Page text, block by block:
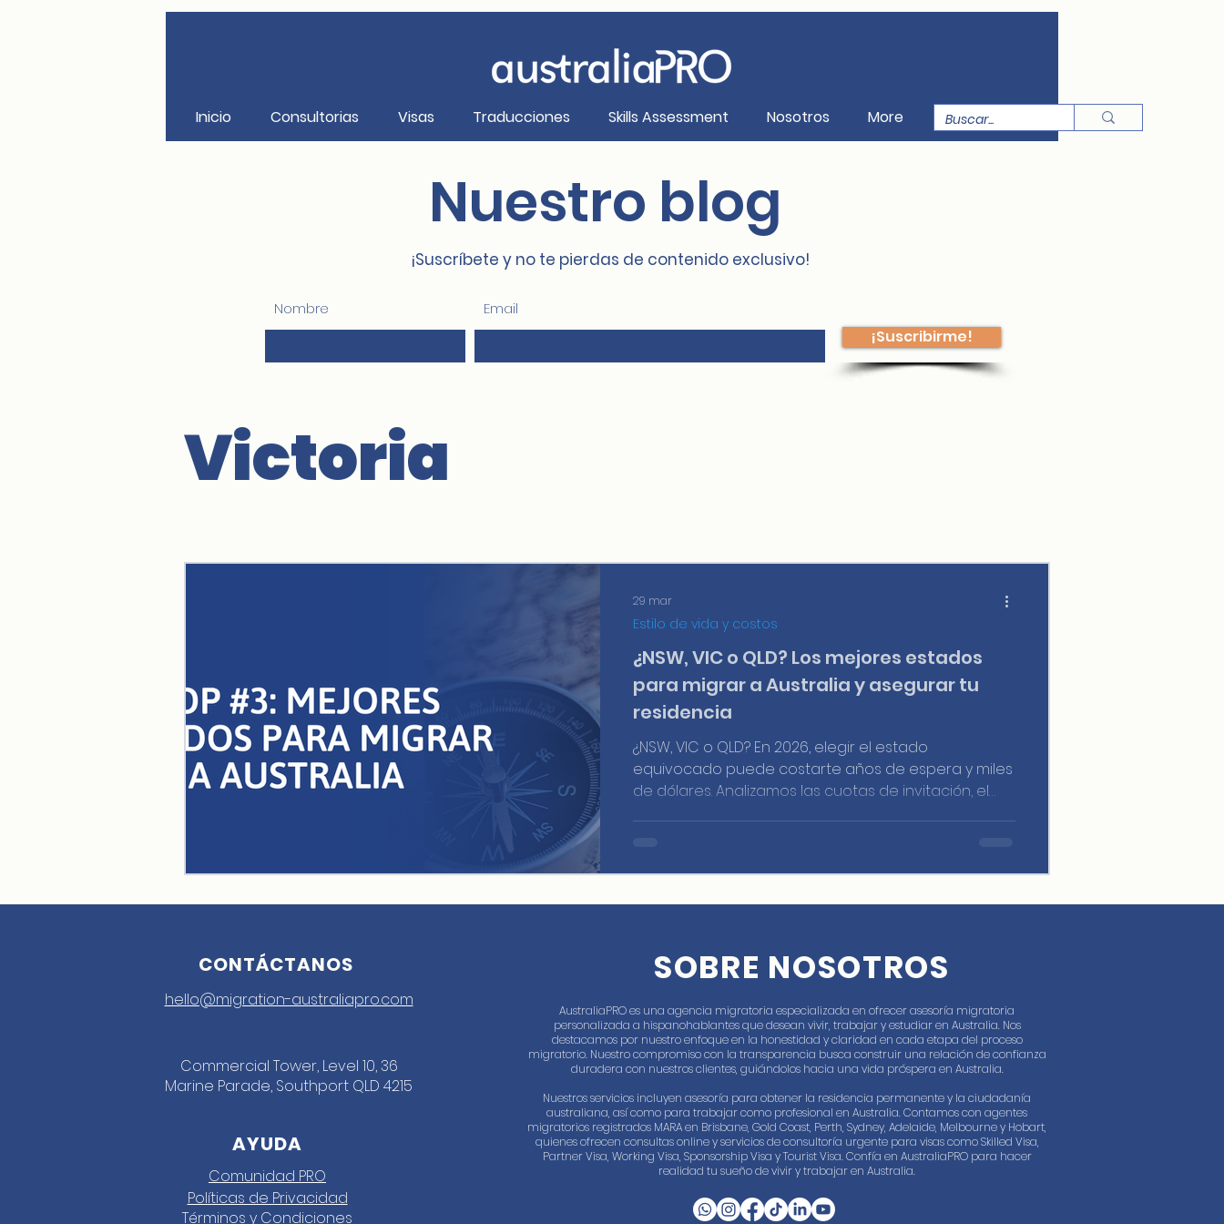
Inicio Consultorias Visas Traducciones Skills Assessment Nosotros More
Nuestro blog
¡Suscríbete y no te pierdas de contenido exclusivo!
Nombre Email
¡Suscribirme!
Victoria
¿NSW, VIC o QLD? Los mejores estados
para migrar a Australia y asegurar tu
residencia
¿NSW, VIC o QLD? En 2026, elegir el estado
equivocado puede costarte años de espera y miles
de dólares. Analizamos las cuotas de invitación, el
Estilo de vida y costos
29 mar
hello@migration-australiapro.com
Commercial Tower, Level 10, 36
Marine Parade, Southport QLD 4215
AYUDA
Políticas de Privacidad
Términos y Condiciones
SOBRE NOSOTROS
AustraliaPRO es una agencia migratoria especializada en ofrecer asesoría migratoria
personalizada a hispanohablantes que desean vivir, trabajar y estudiar en Australia. Nos
destacamos por nuestro enfoque en la honestidad y claridad en cada etapa del proceso
migratorio. Nuestro compromiso con la transparencia busca construir una relación de confianza
duradera con nuestros clientes, guiándolos hacia una vida próspera en Australia.
Nuestros servicios incluyen asesoría para obtener la residencia permanente y la ciudadanía
australiana, así como para trabajar como profesional en Australia. Contamos con agentes
migratorios registrados MARA en Brisbane, Gold Coast, Perth, Sydney, Adelaide, Melbourne y Hobart,
quienes ofrecen consultas online y servicios de consultoría urgente para visas como Skilled Visa,
Partner Visa, Working Visa, Sponsorship Visa y Tourist Visa. Confía en AustraliaPRO para hacer
realidad tu sueño de vivir y trabajar en Australia.
CONTÁCTANOS
Comunidad PRO